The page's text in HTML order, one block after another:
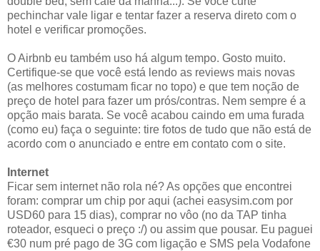
pechinchar vale ligar e tentar fazer a reserva direto com o
hotel e verificar promoções.
O Airbnb eu também uso há algum tempo. Gosto muito.
Certifique-se que você está lendo as reviews mais novas
(as melhores costumam ficar no topo) e que tem noção de
preço de hotel para fazer um prós/contras. Nem sempre é a
opção mais barata. Se você acabou caindo em uma furada
(como eu) faça o seguinte: tire fotos de tudo que não está de
acordo com o anunciado e entre em contato com o site.
Internet
Ficar sem internet não rola né? As opções que encontrei
foram: comprar um chip por aqui (achei easysim.com por
USD60 para 15 dias), comprar no vôo (no da TAP tinha
roteador, esqueci o preço :/) ou assim que pousar. Eu paguei
€30 num pré pago de 3G com ligação e SMS pela Vodafone